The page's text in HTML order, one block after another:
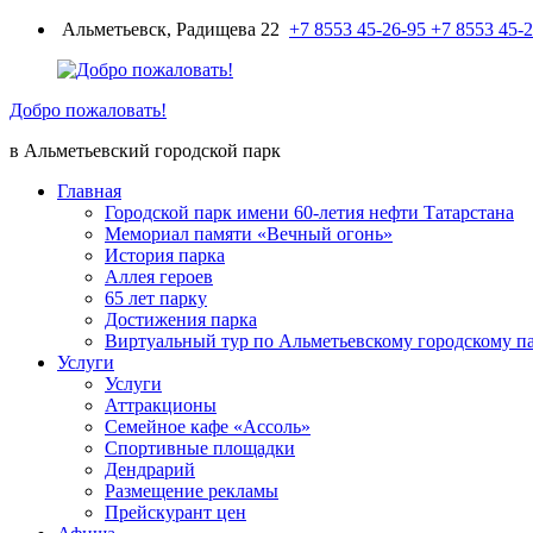
Перейти
содержимому
Альметьевск, Радищева 22 +7 8553 45-26-95 +7 8553 45-
Добро пожаловать!
в Альметьевский городской парк
Главная
Городской парк имени 60-летия нефти Татарстана
Мемориал памяти «Вечный огонь»
История парка
Аллея героев
65 лет парку
Достижения парка
Виртуальный тур по Альметьевскому городскому
Услуги
Услуги
Аттракционы
Семейное кафе «Ассоль»
Спортивные площадки
Дендрарий
Размещение рекламы
Прейскурант цен